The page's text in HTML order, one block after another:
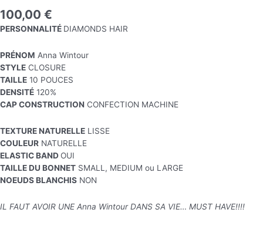
100,00 €
PERSONNALITÉ DIAMONDS HAIR
PRÉNOM Anna Wintour
STYLE CLOSURE
TAILLE 10 POUCES
DENSITÉ 120%
CAP CONSTRUCTION CONFECTION MACHINE
TEXTURE NATURELLE LISSE
COULEUR NATURELLE
ELASTIC BAND OUI
TAILLE DU BONNET SMALL, MEDIUM ou LARGE
NOEUDS BLANCHIS NON
IL FAUT AVOIR UNE Anna Wintour DANS SA VIE… MUST HAVE!!!!